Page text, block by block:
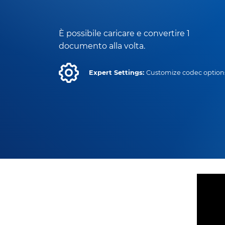
È possibile caricare e convertire 1
documento alla volta.
Expert Settings: Customize codec